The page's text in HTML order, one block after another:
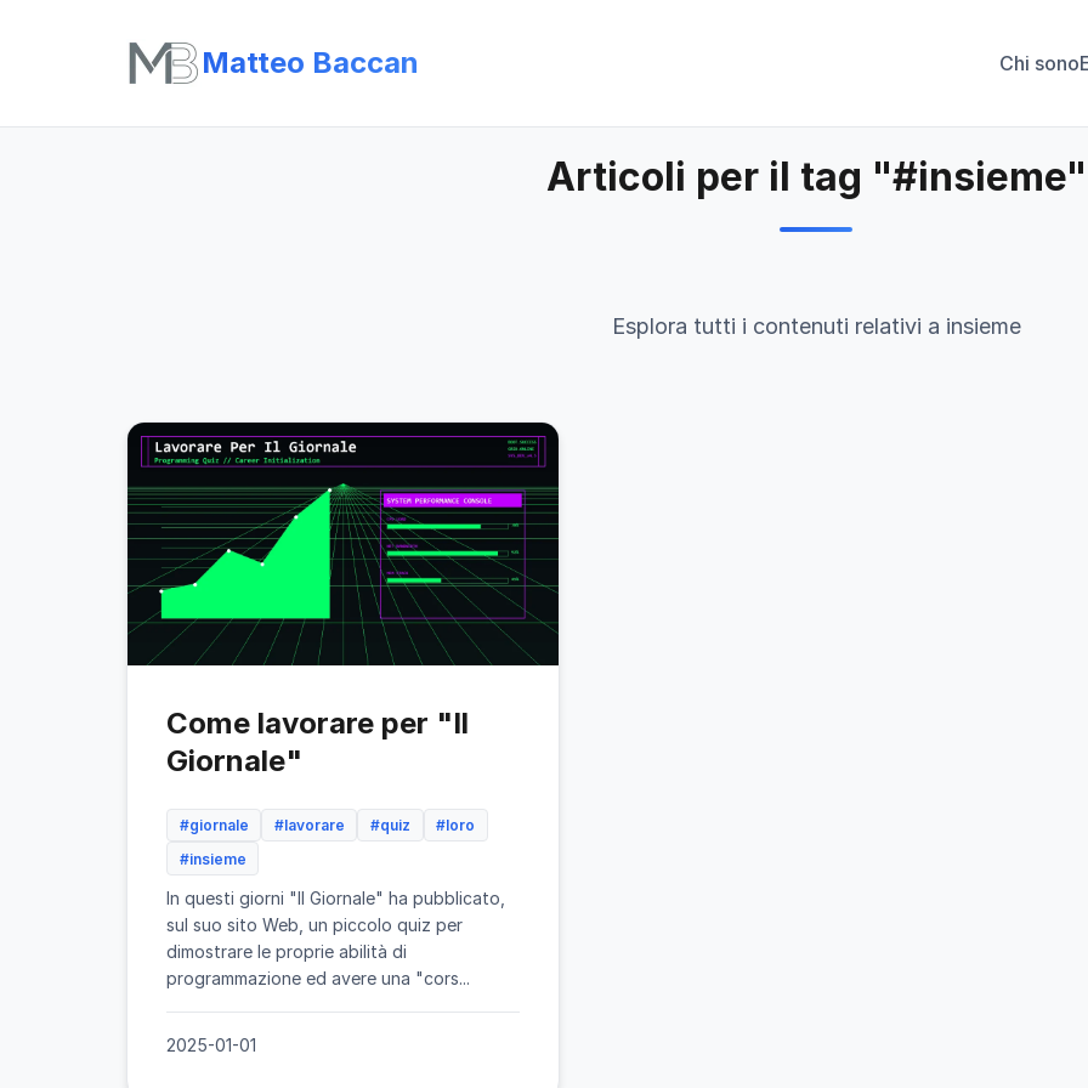
Matteo Baccan Chi sono
Articoli per il tag "#insieme"
Esplora tutti i contenuti relativi a insieme
Come lavorare per "Il
Giornale"
#giornale #lavorare #quiz
#loro
#insieme
In questi giorni "Il Giornale" ha pubblicato,
sul suo sito Web, un piccolo quiz per
dimostrare le proprie abilità di
programmazione ed avere una "cors...
2025-01-01